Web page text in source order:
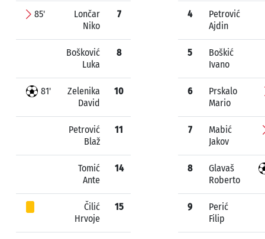
85'
Lončar
Niko
7
Bošković
Luka
8
81'
Zelenika
David
10
Petrović
Blaž
11
Tomić
Ante
14
Čilić
Hrvoje
15
4
Petrović
Ajdin
5
Boškić
Ivano
6
Prskalo
Mario
7
Mabić
Jakov
8
Glavaš
Roberto
9
Perić
Filip